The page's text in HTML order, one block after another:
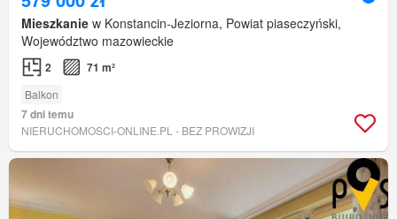
Mieszkanie w Konstancin-Jeziorna, Powiat piaseczyński,
Województwo mazowieckie
2 71 m²
Balkon
7 dni temu
NIERUCHOMOSCI-ONLINE.PL - BEZ PROWIZJI